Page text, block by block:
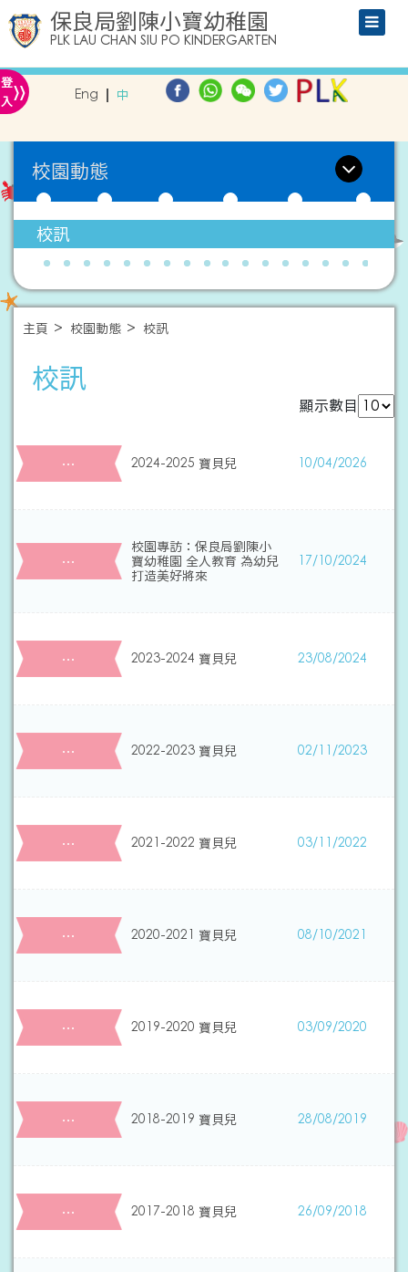
保良局劉陳小寶幼稚園
PLK LAU CHAN SIU PO KINDERGARTEN
登
入» Eng 中
校園動態
校訊
主頁 校園動態 校訊
校訊
顯示數目
… 2024-2025 寶貝兒 10/04/2026
…
校園專訪：保良局劉陳小
寶幼稚園 全人教育 為幼兒
打造美好將來
17/10/2024
… 2023-2024 寶貝兒 23/08/2024
… 2022-2023 寶貝兒 02/11/2023
… 2021-2022 寶貝兒 03/11/2022
… 2020-2021 寶貝兒 08/10/2021
… 2019-2020 寶貝兒 03/09/2020
… 2018-2019 寶貝兒 28/08/2019
… 2017-2018 寶貝兒 26/09/2018